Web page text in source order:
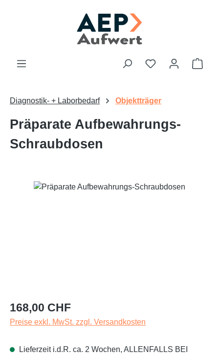
Du hast 0
Diagnostik- + Laborbedarf Objektträger
Präparate Aufbewahrungs-
Schraubdosen
Bildergalerie überspringen
Regulärer Preis:
168,00 CHF
Preise exkl. MwSt. zzgl. Versandkosten
Lieferzeit i.d.R. ca. 2 Wochen, ALLENFALLS BEI